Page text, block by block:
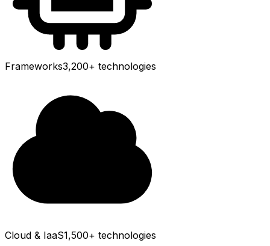
Frameworks3,200+ technologies
Cloud & IaaS1,500+ technologies